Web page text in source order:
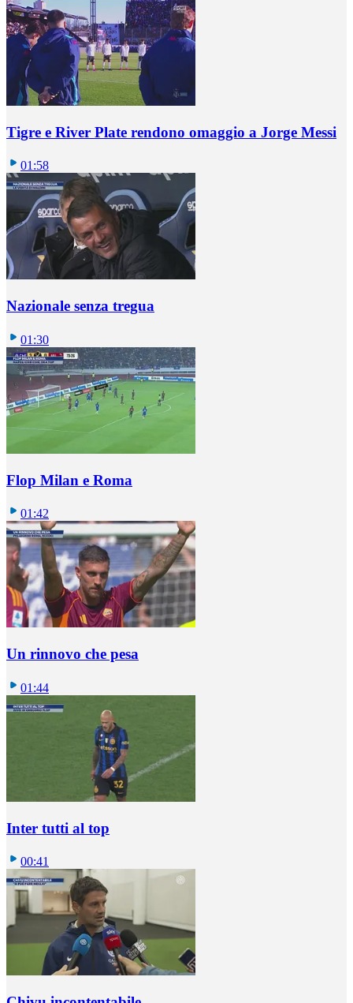
Tigre e River Plate rendono omaggio a Jorge Messi
01:58
Nazionale senza tregua
01:30
Flop Milan e Roma
01:42
Un rinnovo che pesa
01:44
Inter tutti al top
00:41